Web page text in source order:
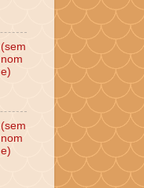
(sem
nom
e)
(sem
nom
e)